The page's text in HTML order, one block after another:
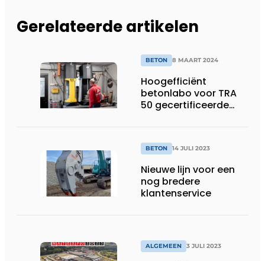
Gerelateerde artikelen
BETON 8 MAART 2024
Hoogefficiënt
betonlabo voor TRA
50 gecertificeerde
BETON 14 JULI 2023
Nieuwe lijn voor een
nog bredere
klantenservice
ALGEMEEN 3 JULI 2023